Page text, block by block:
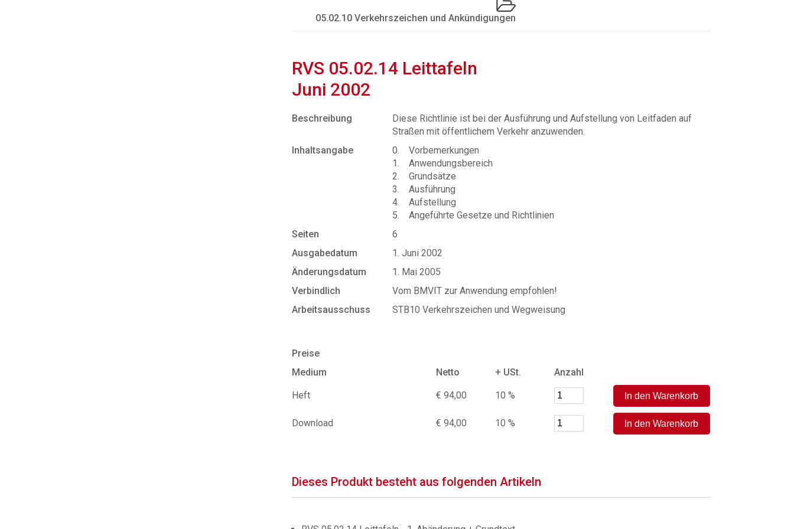
05.02.10 Verkehrszeichen und Ankündigungen
RVS 05.02.14 Leittafeln
Juni 2002
Beschreibung
Diese Richtlinie ist bei der Ausführung und Aufstellung von Leitfaden auf
Straßen mit öffentlichem Verkehr anzuwenden.
Inhaltsangabe
0. Vorbemerkungen
1. Anwendungsbereich
2. Grundsätze
3. Ausführung
4. Aufstellung
5. Angeführte Gesetze und Richtlinien
Seiten
6
Ausgabedatum
1. Juni 2002
Änderungsdatum
1. Mai 2005
Verbindlich
Vom BMVIT zur Anwendung empfohlen!
Arbeitsausschuss
STB10 Verkehrszeichen und Wegweisung
Preise
Medium
Netto + USt. Anzahl
Heft € 94,00 10 %
Download € 94,00 10 %
Dieses Produkt besteht aus folgenden Artikeln